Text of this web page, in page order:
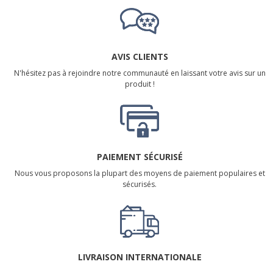
AVIS CLIENTS
N'hésitez pas à rejoindre notre communauté en laissant votre avis sur un
produit !
PAIEMENT SÉCURISÉ
Nous vous proposons la plupart des moyens de paiement populaires et
sécurisés.
LIVRAISON INTERNATIONALE